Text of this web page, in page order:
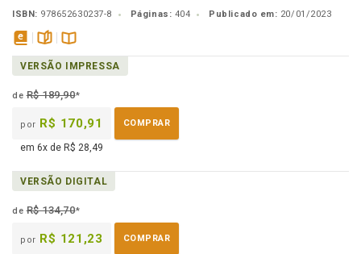
ISBN: 978652630237-8 Páginas: 404 Publicado em: 20/01/2023
disponível
em
páginasDisponível
na
VERSÃO IMPRESSA
deR$ 189,90*
por R$ 170,91 COMPRAR
em 6x de R$ 28,49
VERSÃO DIGITAL
deR$ 134,70*
por R$ 121,23 COMPRAR